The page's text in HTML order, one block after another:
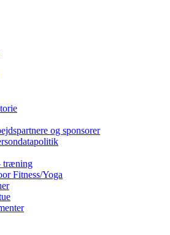
og sponsorer
træning
Fitness/Yoga